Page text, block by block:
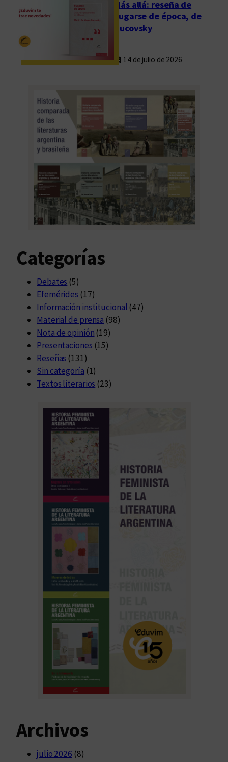
Más allá: reseña de
Fugarse de época, de
Rucovsky
14 de julio de 2026
Categorías
Debates (5)
Efemérides (17)
Información institucional (47)
Material de prensa (98)
Nota de opinión (19)
Presentaciones (15)
Reseñas (131)
Sin categoría (1)
Textos literarios (23)
Archivos
julio 2026 (8)